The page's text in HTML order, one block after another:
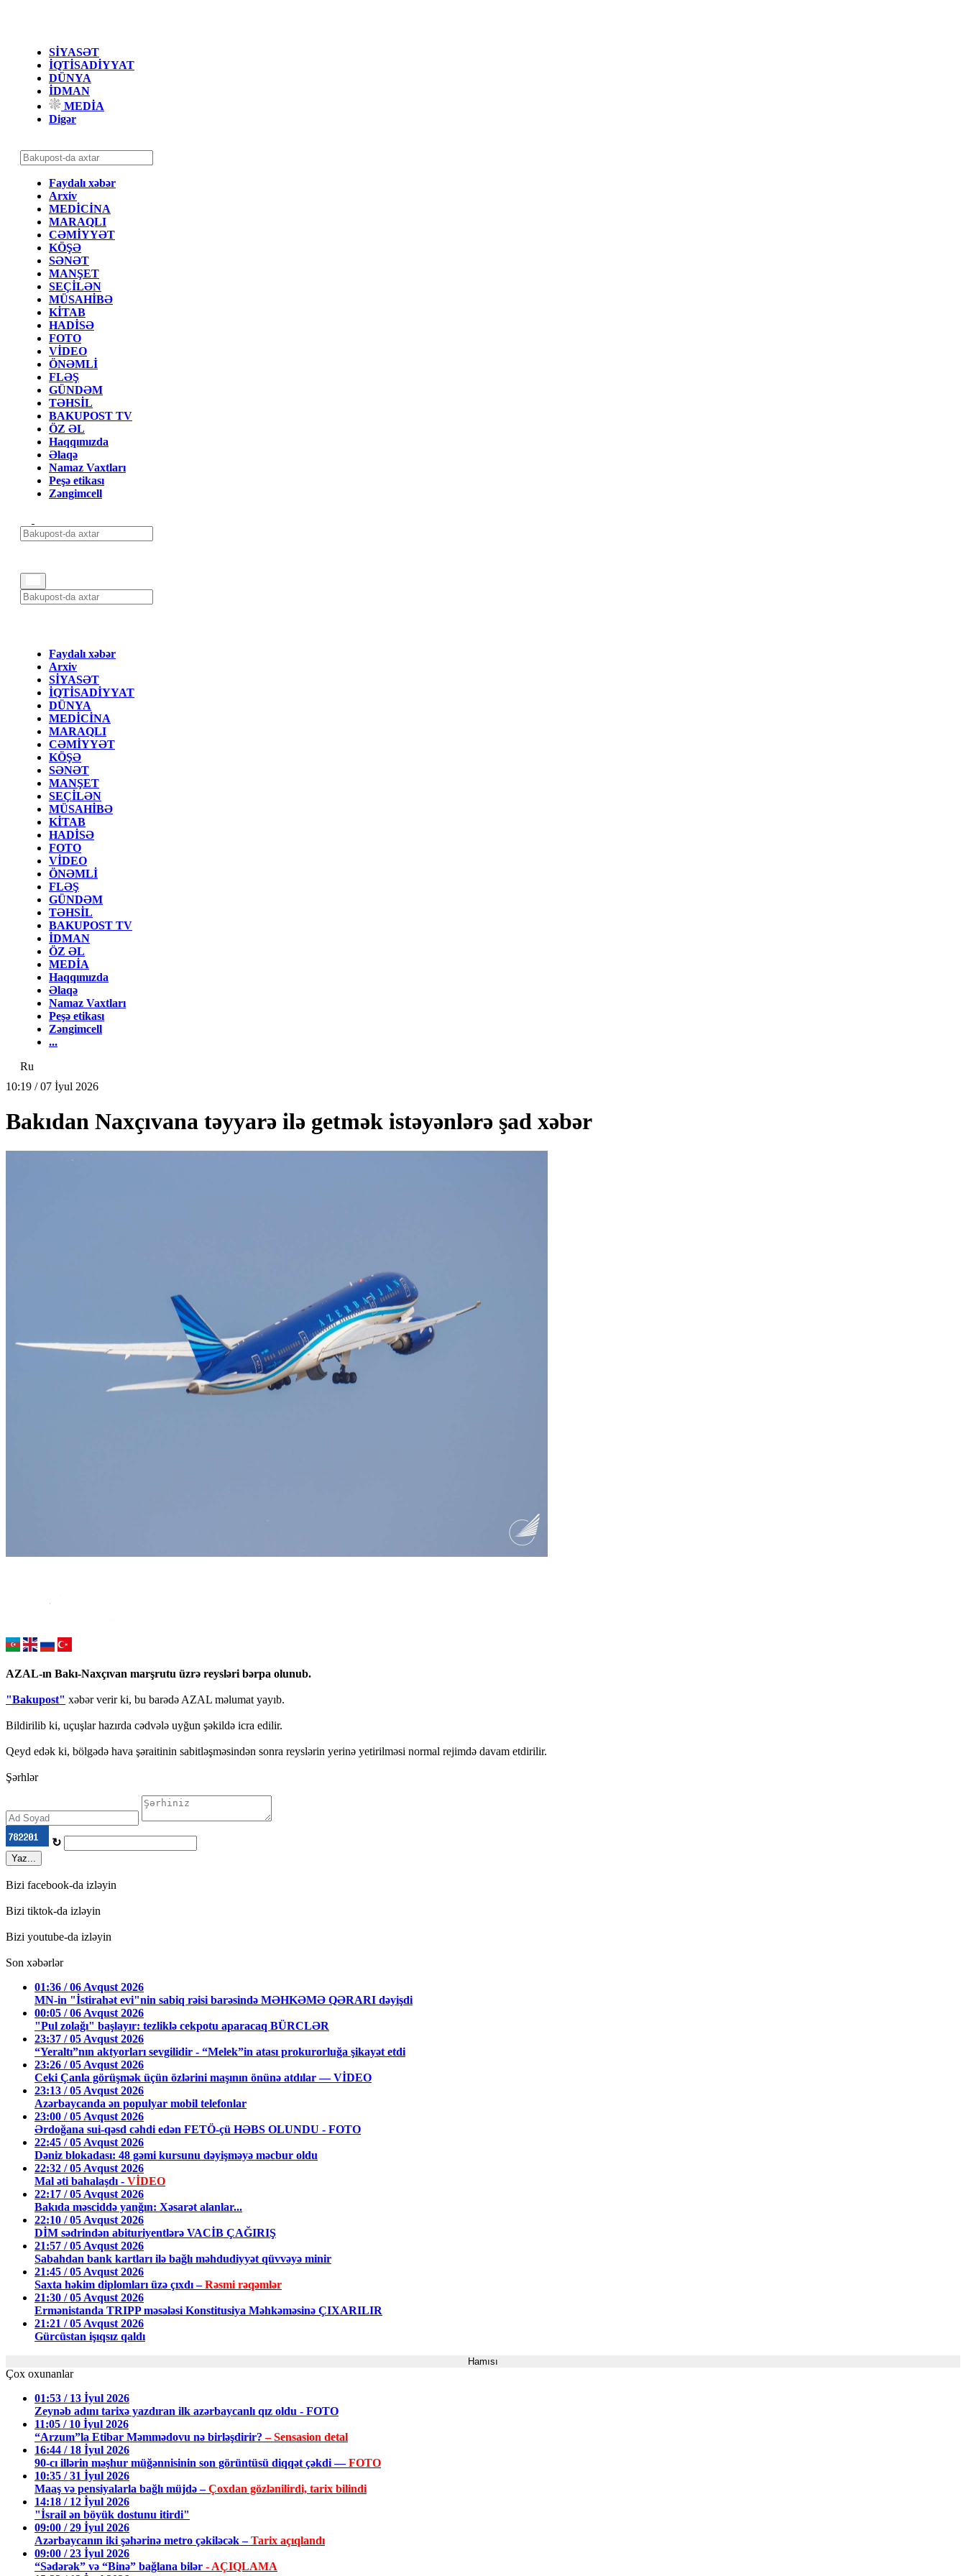
SİYASƏT
İQTİSADİYYAT
DÜNYA
İDMAN
MEDİA
Digər
Faydalı xəbər
Arxiv
MEDİCİNA
MARAQLI
CƏMİYYƏT
KÖŞƏ
SƏNƏT
MANŞET
SEÇİLƏN
MÜSAHİBƏ
KİTAB
HADİSƏ
FOTO
VİDEO
ÖNƏMLİ
FLƏŞ
GÜNDƏM
TƏHSİL
BAKUPOST TV
ÖZ ƏL
Haqqımızda
Əlaqə
Namaz Vaxtları
Peşə etikası
Zəngimcell
Faydalı xəbər
Arxiv
SİYASƏT
İQTİSADİYYAT
DÜNYA
MEDİCİNA
MARAQLI
CƏMİYYƏT
KÖŞƏ
SƏNƏT
MANŞET
SEÇİLƏN
MÜSAHİBƏ
KİTAB
HADİSƏ
FOTO
VİDEO
ÖNƏMLİ
FLƏŞ
GÜNDƏM
TƏHSİL
BAKUPOST TV
İDMAN
ÖZ ƏL
MEDİA
Haqqımızda
Əlaqə
Namaz Vaxtları
Peşə etikası
Zəngimcell
...
Ru
10:19 / 07 İyul 2026
Bakıdan Naxçıvana təyyarə ilə getmək istəyənlərə şad xəbər
AZAL-ın Bakı-Naxçıvan marşrutu üzrə reysləri bərpa olunub.
"Bakupost" xəbər verir ki, bu barədə AZAL məlumat yayıb.
Bildirilib ki, uçuşlar hazırda cədvələ uyğun şəkildə icra edilir.
Qeyd edək ki, bölgədə hava şəraitinin sabitləşməsindən sonra reyslərin yerinə yetirilməsi normal rejimdə davam etdirilir.
Şərhlər
↻
Yaz...
Bizi facebook-da izləyin
Bizi tiktok-da izləyin
Bizi youtube-da izləyin
Son xəbərlər
01:36 / 06 Avqust 2026
MN-in "İstirahət evi"nin sabiq rəisi barəsində MƏHKƏMƏ QƏRARI dəyişdi
00:05 / 06 Avqust 2026
"Pul zolağı" başlayır: tezliklə cekpotu aparacaq BÜRCLƏR
23:37 / 05 Avqust 2026
“Yeraltı”nın aktyorları sevgilidir - “Melek”in atası prokurorluğa şikayət etdi
23:26 / 05 Avqust 2026
Ceki Çanla görüşmək üçün özlərini maşının önünə atdılar — VİDEO
23:13 / 05 Avqust 2026
Azərbaycanda ən populyar mobil telefonlar
23:00 / 05 Avqust 2026
Ərdoğana sui-qəsd cəhdi edən FETÖ-çü HƏBS OLUNDU - FOTO
22:45 / 05 Avqust 2026
Dəniz blokadası: 48 gəmi kursunu dəyişməyə məcbur oldu
22:32 / 05 Avqust 2026
Mal əti bahalaşdı - VİDEO
22:17 / 05 Avqust 2026
Bakıda məsciddə yanğın: Xəsarət alanlar...
22:10 / 05 Avqust 2026
DİM sədrindən abituriyentlərə VACİB ÇAĞIRIŞ
21:57 / 05 Avqust 2026
Sabahdan bank kartları ilə bağlı məhdudiyyət qüvvəyə minir
21:45 / 05 Avqust 2026
Saxta həkim diplomları üzə çıxdı –Rəsmi rəqəmlər
21:30 / 05 Avqust 2026
Ermənistanda TRIPP məsələsi Konstitusiya Məhkəməsinə ÇIXARILIR
21:21 / 05 Avqust 2026
Gürcüstan işıqsız qaldı
Hamısı
Çox oxunanlar
01:53 / 13 İyul 2026
Zeynəb adını tarixə yazdıran ilk azərbaycanlı qız oldu - FOTO
11:05 / 10 İyul 2026
“Arzum”la Etibar Məmmədovu nə birləşdirir?– Sensasion detal
16:44 / 18 İyul 2026
90-cı illərin məşhur müğənnisinin son görüntüsü diqqət çəkdi —FOTO
10:35 / 31 İyul 2026
Maaş və pensiyalarla bağlı müjdə –Çoxdan gözlənilirdi, tarix bilindi
14:18 / 12 İyul 2026
"İsrail ən böyük dostunu itirdi"
09:00 / 29 İyul 2026
Azərbaycanın iki şəhərinə metro çəkiləcək –Tarix açıqlandı
09:00 / 23 İyul 2026
“Sədərək” və “Binə” bağlana bilər - AÇIQLAMA